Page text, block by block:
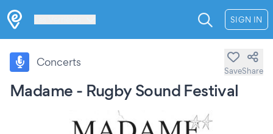
SIGN IN
Madame - Rugby Sound Festival
Concerts
SaveShare